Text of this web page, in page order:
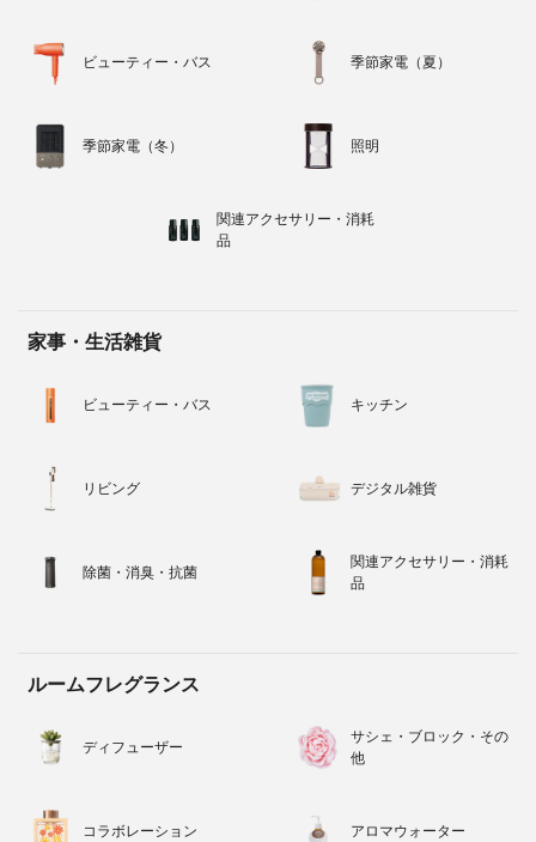
ビューティー・バス 季節家電（夏）
季節家電（冬） 照明
関連アクセサリー・消耗
品
家事・生活雑貨
ビューティー・バス キッチン
リビング デジタル雑貨
除菌・消臭・抗菌
関連アクセサリー・消耗
品
ルームフレグランス
ディフューザー
サシェ・ブロック・その
他
コラボレーション アロマウォーター